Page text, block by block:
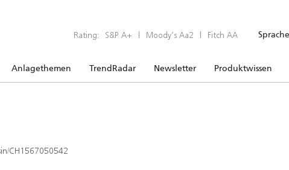
Rating: S&P A+ | Moody’s Aa2 | Fitch AA Sprache
Anlagethemen TrendRadar Newsletter Produktwissen
CH1567050542